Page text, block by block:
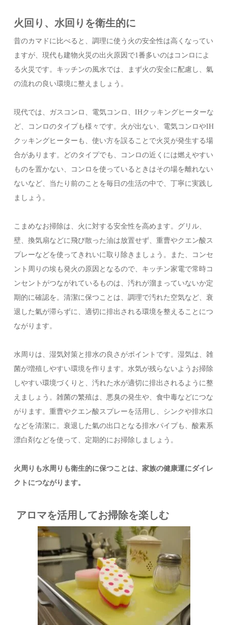
火回り、水回りを衛生的に
昔のカマドに比べると、調理に使う火の安全性は高くなってい
ますが、現代も建物火災の出火原因で1番多いのはコンロによ
る火災です。キッチンの風水では、まず火の安全に配慮し、氣
の流れの良い環境に整えましょう。
現代では、ガスコンロ、電気コンロ、IHクッキングヒーターな
ど、コンロのタイプも様々です。火が出ない、電気コンロやIH
クッキングヒーターも、使い方を誤ることで火災が発生する場
合があります。どのタイプでも、コンロの近くには燃えやすい
ものを置かない、コンロを使っているときはその場を離れない
ないなど、当たり前のことを毎日の生活の中で、丁寧に実践し
ましょう。
こまめなお掃除は、火に対する安全性を高めます。グリル、
壁、換気扇などに飛び散った油は放置せず、重曹やクエン酸ス
プレーなどを使ってきれいに取り除きましょう。また、コンセ
ント周りの埃も発火の原因となるので、キッチン家電で常時コ
ンセントがつながれているものは、汚れが溜まっていないか定
期的に確認を。清潔に保つことは、調理で汚れた空気など、衰
退した氣が滞らずに、適切に排出される環境を整えることにつ
ながります。
水周りは、湿気対策と排水の良さがポイントです。湿気は、雑
菌が増殖しやすい環境を作ります。水気が残らないようお掃除
しやすい環境づくりと、汚れた水が適切に排出されるように整
えましょう。雑菌の繁殖は、悪臭の発生や、食中毒などにつな
がります。重曹やクエン酸スプレーを活用し、シンクや排水口
などを清潔に。衰退した氣の出口となる排水パイプも、酸素系
漂白剤などを使って、定期的にお掃除しましょう。
火周りも水周りも衛生的に保つことは、家族の健康運にダイレ
クトにつながります。
アロマを活用してお掃除を楽しむ